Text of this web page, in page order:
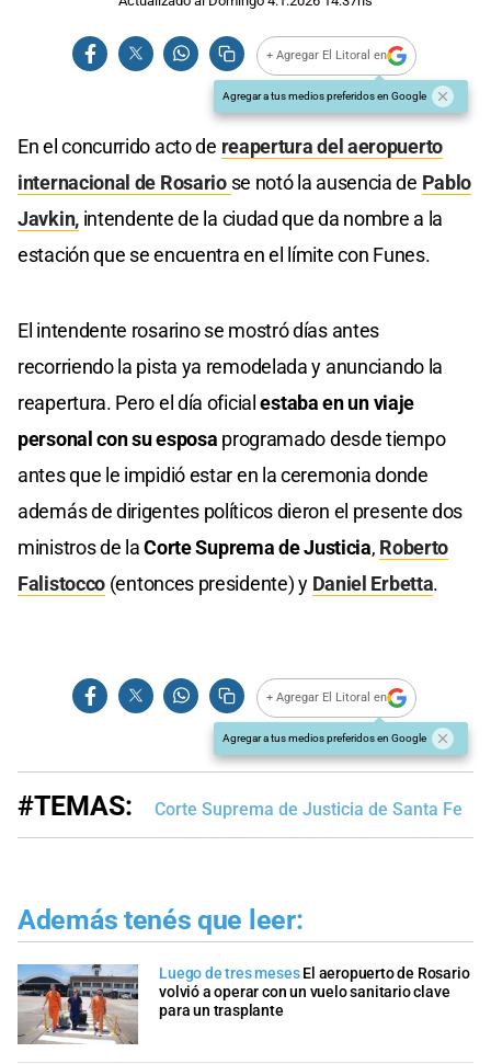
+ Agregar El Litoral en
Agregar a tus medios preferidos en Google
En el concurrido acto de reapertura del aeropuerto
internacional de Rosario se notó la ausencia de Pablo
Javkin,intendente de la ciudad que da nombre a la
estación que se encuentra en el límite con Funes.
El intendente rosarino se mostró días antes
recorriendo la pista ya remodelada y anunciando la
reapertura. Pero el día oficialestaba en un viaje
personal con su esposa programado desde tiempo
antes que le impidió estar en la ceremonia donde
además de dirigentes políticos dieron el presente dos
ministros de laCorte Suprema de Justicia, Roberto
Falistocco (entonces presidente) y Daniel Erbetta.
+ Agregar El Litoral en
Agregar a tus medios preferidos en Google
#TEMAS: Corte Suprema de Justicia de Santa Fe
Además tenés que leer:
Luego de tres meses El aeropuerto de Rosario
volvió a operar con un vuelo sanitario clave
para un trasplante